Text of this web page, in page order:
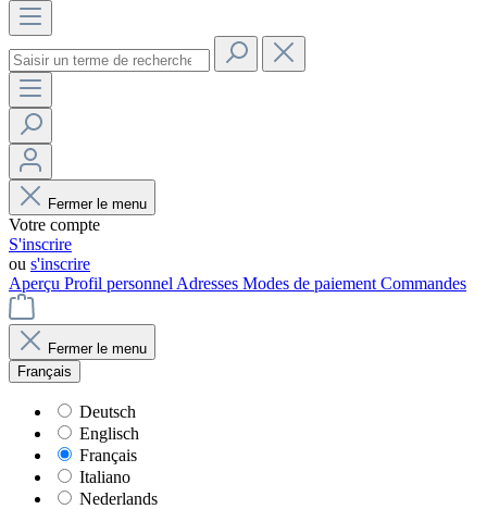
Fermer le menu
Votre compte
S'inscrire
ou s'inscrire
Aperçu Profil personnel Adresses Modes de paiement Commandes
Fermer le menu
Français
Deutsch
Englisch
Français
Italiano
Nederlands